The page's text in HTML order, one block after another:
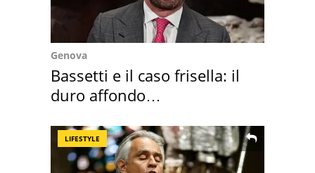
Genova
Bassetti e il caso frisella: il
duro affondo
LIFESTYLE